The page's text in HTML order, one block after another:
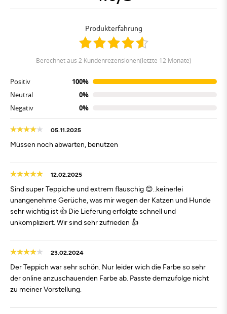
Produkterfahrung
berechnet aus 2 Kundenrezensionen(letzte 12 Monate)
Positiv
100%
Neutral
0%
Negativ
0%
05.11.2025
Müssen noch abwarten, benutzen
12.02.2025
Sind super Teppiche und extrem flauschig 😊..keinerlei
unangenehme Gerüche, was mir wegen der Katzen und Hunde
sehr wichtig ist 👍 Die Lieferung erfolgte schnell und
unkompliziert. Wir sind sehr zufrieden 👍
23.02.2024
Der Teppich war sehr schön. Nur leider wich die Farbe so sehr
der online anzuschauenden Farbe ab. Passte demzufolge nicht
zu meiner Vorstellung.